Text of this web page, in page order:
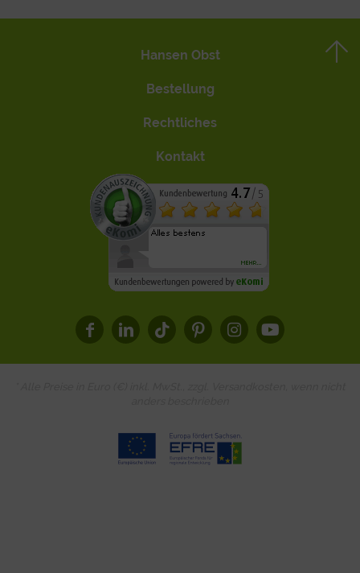
Hansen Obst
Bestellung
Rechtliches
Kontakt